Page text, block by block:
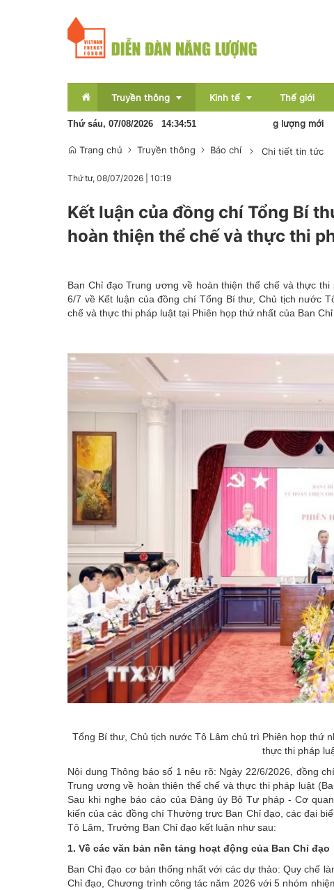
Truyền thông Kinh tế
Bất động sản
OCOP
Thế giới
Pin lưu trữ sẽ hình thành nền kinh tế năng lượng mới Sơn
Thứ sáu, 07/08/2026 14:34:52
Trang chủ Truyền thông Báo chí Chi tiết tin tức
Thứ tư, 08/07/2026 10:19
Kết luận của đồng chí Tổng Bí
hoàn thiện thể chế và thực thi
Ban Chỉ đạo Trung ương về hoàn thiện thể chế và thực
6/7 về Kết luận của đồng chí Tổng Bí thư, Chủ tịch nước
chế và thực thi pháp luật tại Phiên họp thứ nhất của Ban Chỉ
Tổng Bí thư, Chủ tịch nước Tô Lâm chủ trì Phiên họp thứ
thực thi pháp
Nội dung Thông báo số 1 nêu rõ: Ngày 22/6/2026, đồng
Trung ương về hoàn thiện thể chế và thực thi pháp luật
Sau khi nghe báo cáo của Đảng ủy Bộ Tư pháp - Cơ
kiến của các đồng chí Thường trực Ban Chỉ đạo, các đại
Tô Lâm, Trưởng Ban Chỉ đạo kết luận như sau:
1. Về các văn bản nền tảng hoạt động của Ban Chỉ đạo
Ban Chỉ đạo cơ bản thống nhất với các dự thảo: Quy chế
Chỉ đạo, Chương trình công tác năm 2026 với 5 nhóm